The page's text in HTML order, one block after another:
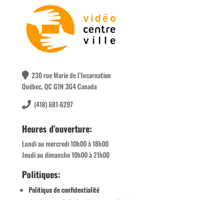
230 rue Marie de l’Incarnation
Québec, QC G1N 3G4 Canada
(418) 681-6297
Heures d’ouverture:
Lundi au mercredi 10h00 à 18h00
Jeudi au dimanche 10h00 à 21h00
Politiques:
Politique de confidentialité